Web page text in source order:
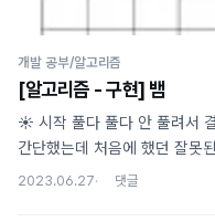
개발 공부/알고리즘
[알고리즘 - 구현] 뱀
☀️ 시작 풀다 풀다 안 풀려서
간단했는데 처음에 했던 잘못
풀지 못했다. 다음엔 오래 안
2023.06.27